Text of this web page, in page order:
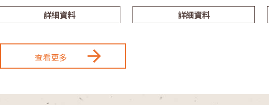
詳細資料
詳細資料
查看更多